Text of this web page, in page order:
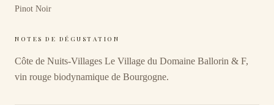
Pinot Noir
NOTES DE DÉGUSTATION
Côte de Nuits-Villages Le Village du Domaine Ballorin & F,
vin rouge biodynamique de Bourgogne.